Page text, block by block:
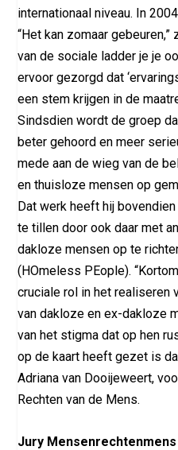
internationaal niveau. In
“Het kan zomaar
van de sociale ladder je je
ervoor gezorgd dat
een stem krijgen in de
Sindsdien wordt de groep
beter gehoord en meer
mede aan de wieg van de
en thuisloze mensen op
Dat werk heeft hij
te tillen door ook daar met
dakloze mensen op te
(HOmeless PEople).
cruciale rol in het realiseren
van dakloze en ex-dakloze
van het stigma dat op hen
op de kaart heeft gezet is
Adriana van Dooijeweert,
Rechten van de Mens.
Jury